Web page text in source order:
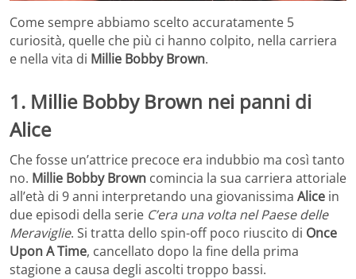
Come sempre abbiamo scelto accuratamente 5
curiosità, quelle che più ci hanno colpito, nella carriera
e nella vita di Millie Bobby Brown.
1. Millie Bobby Brown nei panni di
Alice
Che fosse un’attrice precoce era indubbio ma così tanto
no. Millie Bobby Brown comincia la sua carriera attoriale
all’età di 9 anni interpretando una giovanissima Alice in
due episodi della serie C’era una volta nel Paese delle
Meraviglie. Si tratta dello spin-off poco riuscito di Once
Upon A Time, cancellato dopo la fine della prima
stagione a causa degli ascolti troppo bassi.